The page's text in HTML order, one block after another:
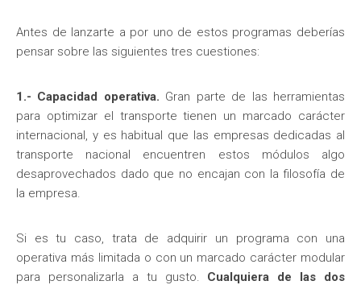
Antes de lanzarte a por uno de estos programas deberías
pensar sobre las siguientes tres cuestiones:
1.- Capacidad operativa. Gran parte de las herramientas
para optimizar el transporte tienen un marcado carácter
internacional, y es habitual que las empresas dedicadas al
transporte nacional encuentren estos módulos algo
desaprovechados dado que no encajan con la filosofía de
la empresa.
Si es tu caso, trata de adquirir un programa con una
operativa más limitada o con un marcado carácter modular
para personalizarla a tu gusto. Cualquiera de las dos